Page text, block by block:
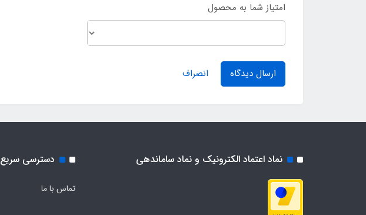
امتیاز شما به محصول
ارسال دیدگاه انصراف
نماد اعتماد الکترونیک و نماد ساماندهی دسترسی سریع
تماس با ما